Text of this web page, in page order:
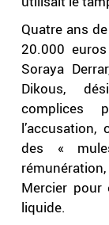
Quatre ans
20.000
Soraya
Dikous,
complices
des «
Mercier pour
liquide.